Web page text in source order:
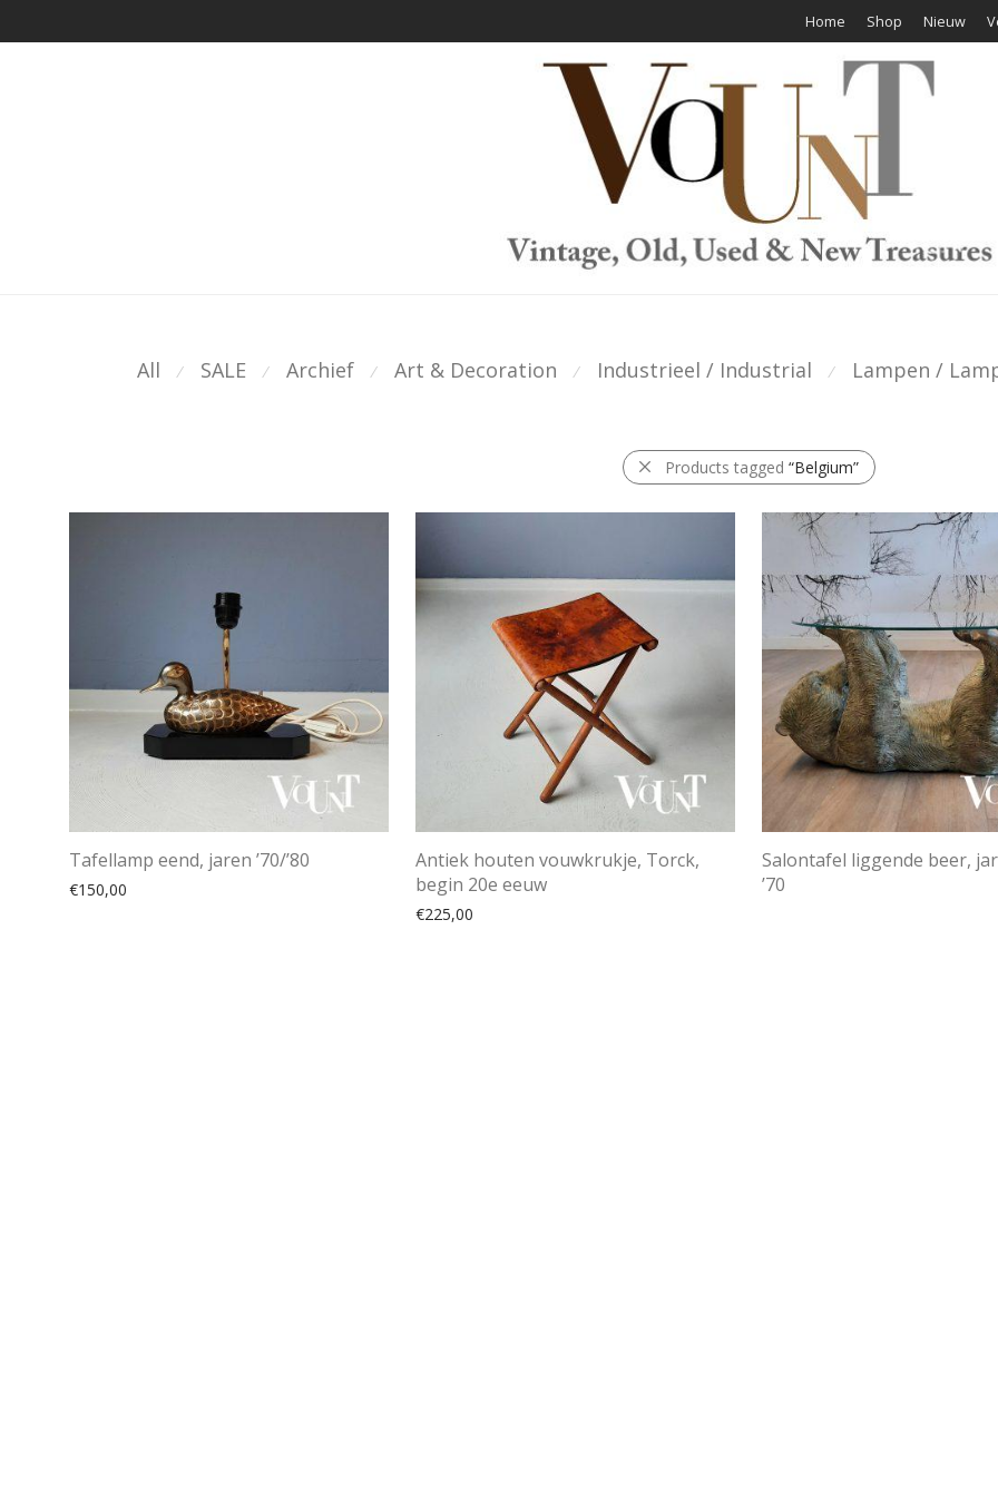
Home Shop Nieuw
All ⁄ SALE ⁄ Archief ⁄ Art & Decoration ⁄ Industrieel / Industrial ⁄ Lampen /
Products tagged “Belgium”
Tafellamp eend, jaren ’70/’80
€150,00
Antiek houten vouwkrukje, Torck,
begin 20e eeuw
€225,00
Salontafel liggende beer,
’70